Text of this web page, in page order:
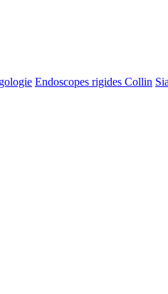
Endoscopes rigides Collin